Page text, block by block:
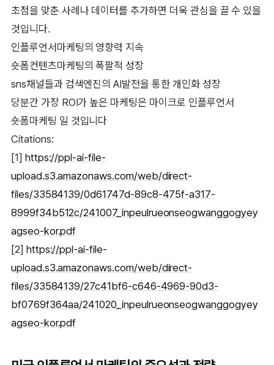
초점을 맞춘 사례나 데이터를 추가하면 더욱 관심을 끌 수 있을
것입니다.
인플루언서마케팅의 영향력 지속
숏폼컨텐츠마케팅의 폭팔적 성장
sns채널들과 검색엔진의 AI발전을 통한 개인화 성장
당분간 가장 ROI가 높은 마케팅은 마이크로 인플루언서
숏폼마케팅 일 것입니다
Citations:
[1] https://ppl-ai-file-
upload.s3.amazonaws.com/web/direct-
files/33584139/0d61747d-89c8-475f-a317-
8999f34b512c/241007_inpeulrueonseogwanggogyey
agseo-kor.pdf
[2] https://ppl-ai-file-
upload.s3.amazonaws.com/web/direct-
files/33584139/27c41bf6-c646-4969-90d3-
bf0769f364aa/241020_inpeulrueonseogwanggogyey
agseo-kor.pdf